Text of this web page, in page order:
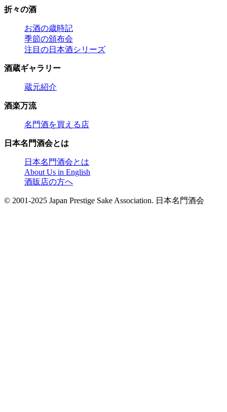
折々の酒
お酒の歳時記
季節の頒布会
注目の日本酒シリーズ
酒蔵ギャラリー
蔵元紹介
酒楽万流
名門酒を買える店
日本名門酒会とは
日本名門酒会とは
About Us in English
酒販店の方へ
© 2001-2025 Japan Prestige Sake Association. 日本名門酒会